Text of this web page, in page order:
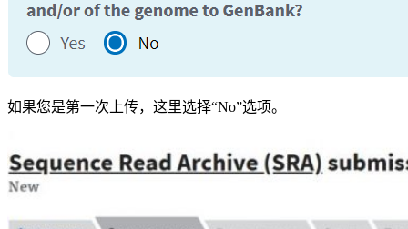
如果您是第一次上传，这里选择“No”选项。